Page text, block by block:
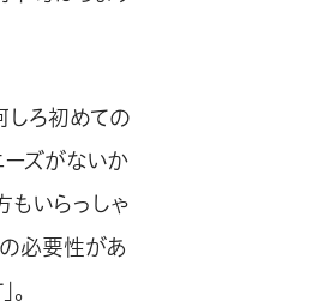
ろ初めての
ーズがないか
もいらっしゃ
必要性があ